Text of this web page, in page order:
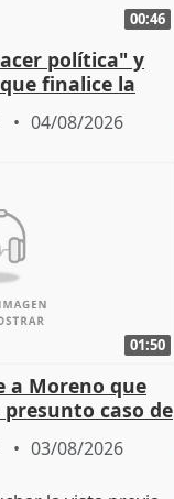
00:46
política" y
finalice la
04/08/2026
01:50
a Moreno que
caso de
03/08/2026